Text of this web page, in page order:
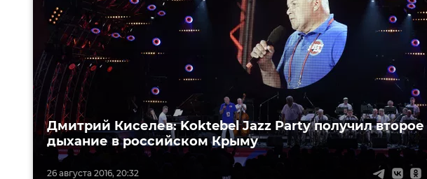
26 августа 2016, 20:32
Дмитрий Киселев: Koktebel Jazz Party получил второе
дыхание в российском Крыму